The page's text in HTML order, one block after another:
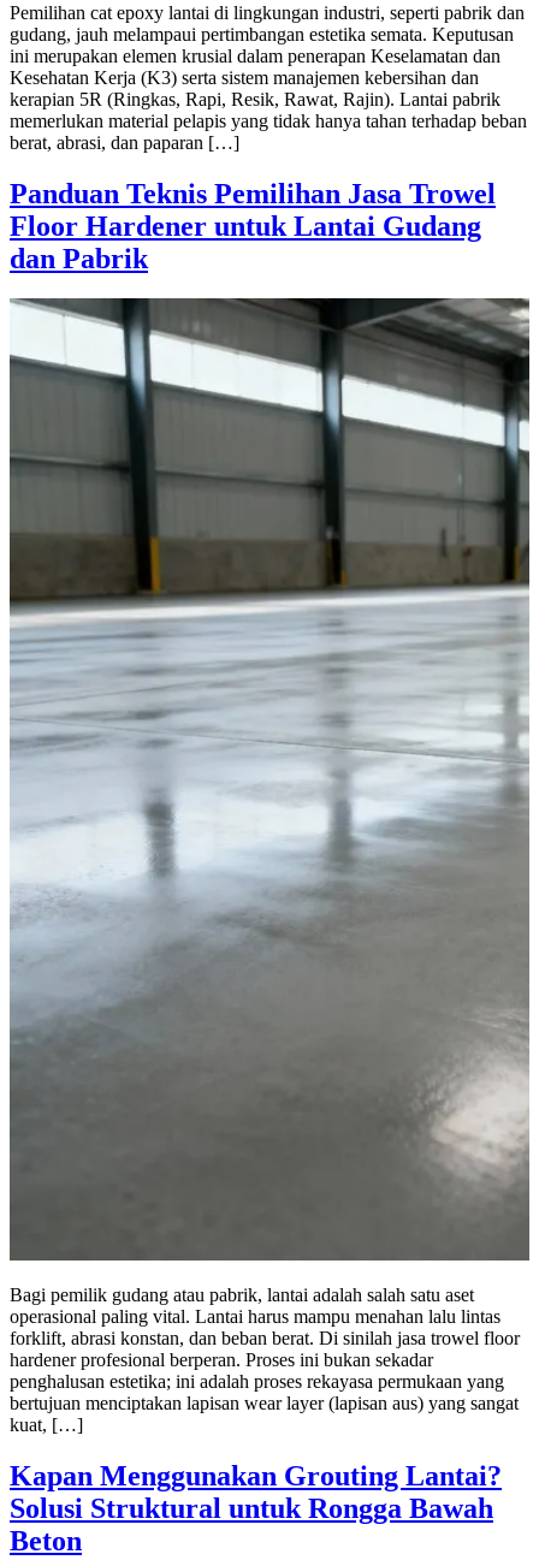
Pemilihan cat epoxy lantai di lingkungan industri, seperti pabrik dan
gudang, jauh melampaui pertimbangan estetika semata. Keputusan
ini merupakan elemen krusial dalam penerapan Keselamatan dan
Kesehatan Kerja (K3) serta sistem manajemen kebersihan dan
kerapian 5R (Ringkas, Rapi, Resik, Rawat, Rajin). Lantai pabrik
memerlukan material pelapis yang tidak hanya tahan terhadap beban
berat, abrasi, dan paparan […]
Panduan Teknis Pemilihan Jasa Trowel
Floor Hardener untuk Lantai Gudang
dan Pabrik
Bagi pemilik gudang atau pabrik, lantai adalah salah satu aset
operasional paling vital. Lantai harus mampu menahan lalu lintas
forklift, abrasi konstan, dan beban berat. Di sinilah jasa trowel floor
hardener profesional berperan. Proses ini bukan sekadar
penghalusan estetika; ini adalah proses rekayasa permukaan yang
bertujuan menciptakan lapisan wear layer (lapisan aus) yang sangat
kuat, […]
Kapan Menggunakan Grouting Lantai?
Solusi Struktural untuk Rongga Bawah
Beton